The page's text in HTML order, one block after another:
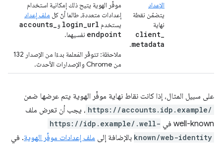
الإعداد
يتضمّن نقطة
نهاية
client_
metadata
.
موفِّر الهوية يتيح ذلك إمكانية استخدام
إعدادات متعددة، طالما أنّ كل ملف إعداد
يستخدم
login_url و accounts_
endpoint نفسيهما.
ملاحظة: تتوفّر المَعلمة بدءًا من الإصدار 132
من Chrome والإصدارات الأحدث.
على سبيل المثال، إذا كانت نقاط نهاية موفِّر الهوية يتم عرضها ضمن
https://accounts.idp.example/ ، يجب أن تعرض ملف
well-known في
https://idp.example/.well-
known/web-identity بالإضافة إلى ملف إعدادات موفِّر الهوية. في